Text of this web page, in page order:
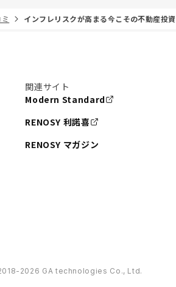
インフレリスクが高まる今こその不動産投資
関連サイト
Modern Standard
RENOSY 利諾喜
RENOSY マガジン
2026 GA technologies Co., Ltd.